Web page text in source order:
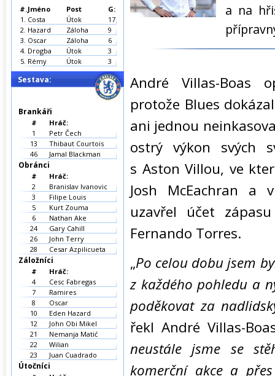
a na
André Villas-Boas
protože Blues
ani jednou
ostrý výkon svých
s Aston Villou, ve
Josh McEachran a
uzavřel účet
Fernando Torres.
„Po celou dobu jsem
z každého pohledu a
poděkovat za
řekl André Villas-
neustále jsme se
komerční akce a
#.Jméno Post
G:
1. Costa Útok
17
2. Hazard Záloha
9
3. Oscar Záloha
6
4. Drogba Útok
3
5. Rémy Útok 3
Sestava:
Brankáři
#
Hráč:
1
Petr Čech
13
Thibaut Courtois
46
Jamal Blackman
Obránci
#
Hráč:
2
Branislav Ivanovic
3
Filipe Louis
5
Kurt Zouma
6
Nathan Ake
24
Gary Cahill
26
John Terry
28
Cesar Azpilicueta
Záložníci
#
Hráč:
4
Cesc Fabregas
7
Ramires
8
Oscar
10
Eden Hazard
12
John Obi Mikel
21
Nemanja Matić
22
Wilian
23
Juan Cuadrado
Útočníci